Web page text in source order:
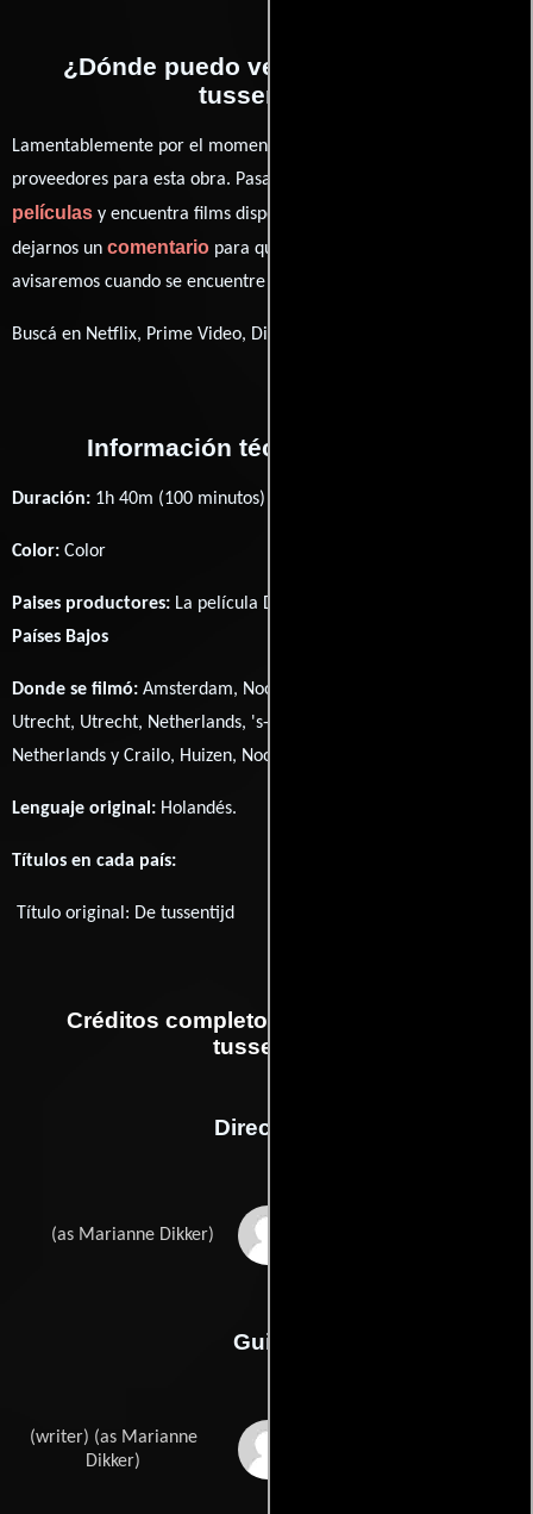
¿Dónde puedo ver la películas De
tussentijd?
Lamentablemente por el momento no contamos con enlaces a
proveedores para esta obra. Pasa por nuestro catálogo de
películas y encuentra films disponibles. También puedes
dejarnos un comentario para que le demos prioridad y te
avisaremos cuando se encuentre disponible
Buscá en Netflix, Prime Video, Disney+
Información técnica y general
Duración: 1h 40m (100 minutos) .
Color: Color
Paises productores: La película De tussentijd fué producida en
Países Bajos
Donde se filmó: Amsterdam, Noord-Holland, Netherlands,
Utrecht, Utrecht, Netherlands, 's-Gravenhage, Zuid-Holland,
Netherlands y Crailo, Huizen, Noord-Holland, Netherlands.
Lenguaje original: Holandés.
Títulos en cada país:
Título original: De tussentijd
Créditos completos de la película De
tussentijd
Dirección
(as Marianne Dikker)
Guión
(writer) (as Marianne
Dikker)